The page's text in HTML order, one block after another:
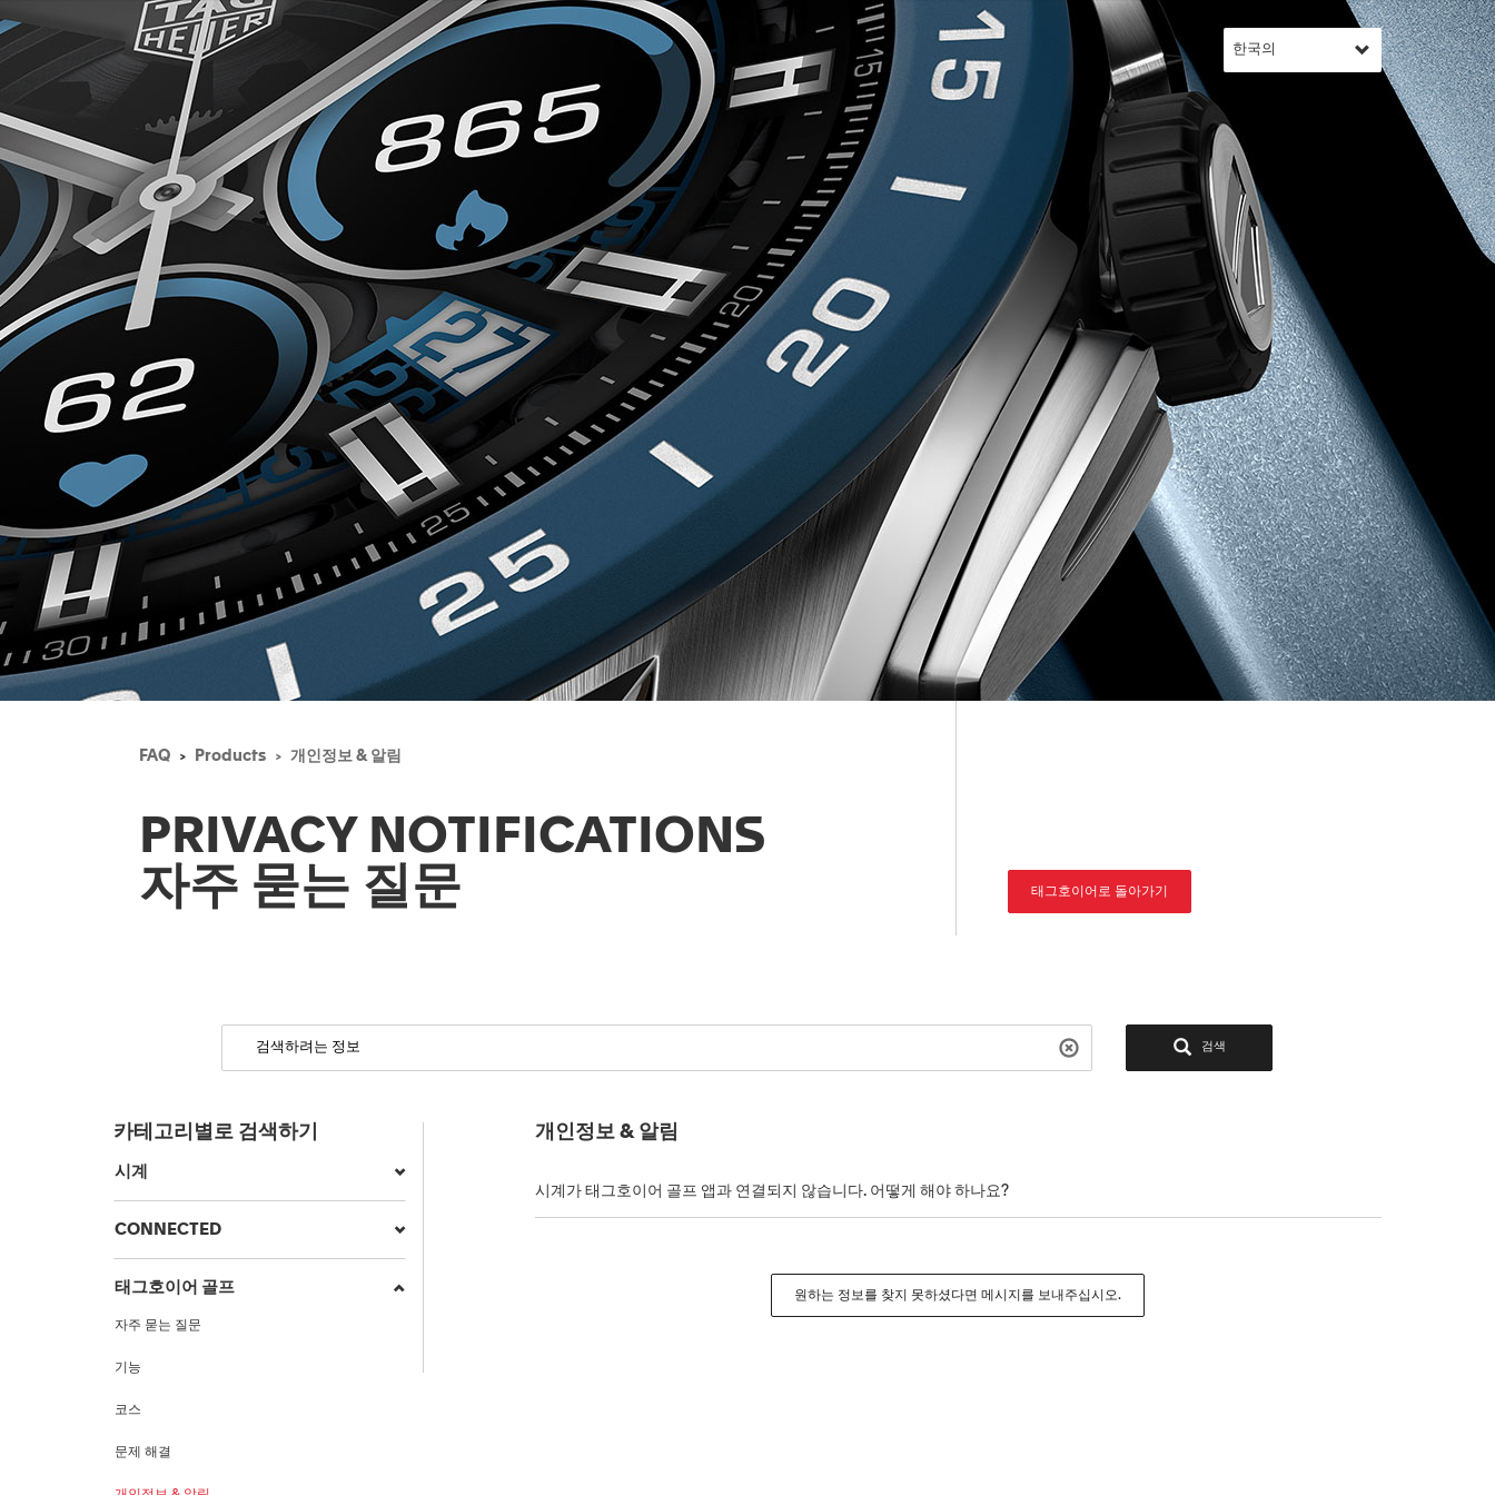
FAQ Products 개인정보 & 알림
PRIVACY NOTIFICATIONS
자주 묻는 질문
태그호이어로 돌아가기
검색
카테고리별로 검색하기
시계
CONNECTED
태그호이어 골프
자주 묻는 질문
기능
코스
문제 해결
개인정보 & 알림
시계가 태그호이어 골프 앱과 연결되지 않습니다. 어떻게 해야 하나요?
원하는 정보를 찾지 못하셨다면 메시지를 보내주십시오.